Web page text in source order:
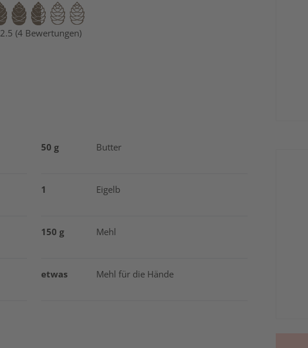
2.5 (4 Bewertungen)
50 g Butter
1 Eigelb
150 g Mehl
etwas Mehl für die Hände